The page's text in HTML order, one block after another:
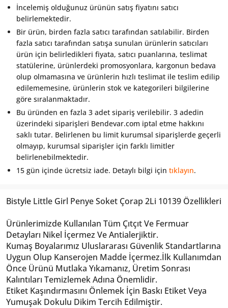
İncelemiş olduğunuz ürünün satış fiyatını satıcı
belirlemektedir.
Bir ürün, birden fazla satıcı tarafından satılabilir. Birden
fazla satıcı tarafından satışa sunulan ürünlerin satıcıları
ürün için belirledikleri fiyata, satıcı puanlarına, teslimat
statülerine, ürünlerdeki promosyonlara, kargonun bedava
olup olmamasına ve ürünlerin hızlı teslimat ile teslim edilip
edilememesine, ürünlerin stok ve kategorileri bilgilerine
göre sıralanmaktadır.
Bu üründen en fazla 3 adet sipariş verilebilir. 3 adedin
üzerindeki siparişleri Bendevar.com iptal etme hakkını
saklı tutar. Belirlenen bu limit kurumsal siparişlerde geçerli
olmayıp, kurumsal siparişler için farklı limitler
belirlenebilmektedir.
15 gün içinde ücretsiz iade. Detaylı bilgi için tıklayın.
Bistyle Little Girl Penye Soket Çorap 2Li 10139 Özellikleri
Ürünlerimizde Kullanılan Tüm Çıtçıt Ve Fermuar
Detayları Nikel İçermez Ve Antialerjiktir.
Kumaş Boyalarımız Uluslararası Güvenlik Standartlarına
Uygun Olup Kanserojen Madde İçermez.İlk Kullanımdan
Önce Ürünü Mutlaka Yıkamanız, Üretim Sonrası
Kalıntıları Temizlemek Adına Önemlidir.
Etiket Kaşındırmasını Önlemek İçin Baskı Etiket Veya
Yumuşak Dokulu Dikim Tercih Edilmiştir.